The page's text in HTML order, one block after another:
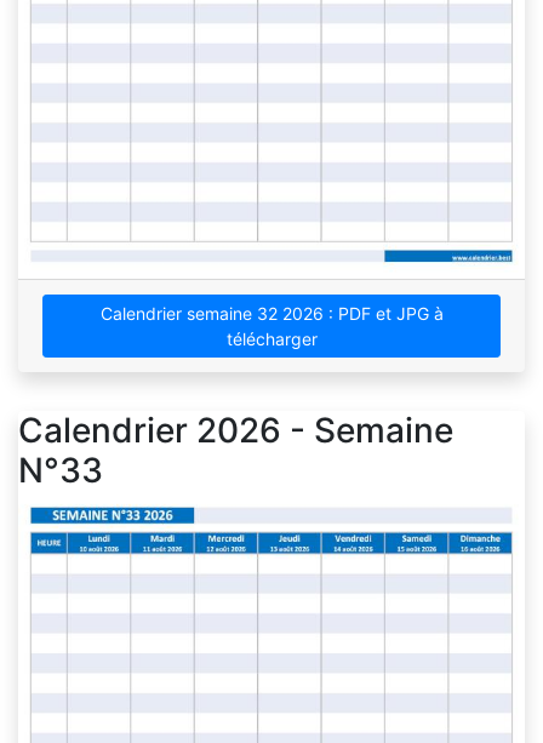
Calendrier semaine 32 2026 : PDF et JPG à
télécharger
Calendrier 2026 - Semaine
N°33